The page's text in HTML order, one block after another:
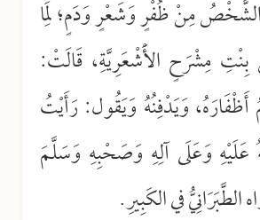
الشَّخْصُ مِنْ ظُفْرٍ وَشَعْرٍ وَدَمٍ؛ لِمَا
مِشْرَحٍ الأَْشْعَرِيَّةِ، قَالَتْ:
أَظْفَارَهُ، وَيَدْفِنُهُ وَيَقُول: رَأَيْتُ
عَلَيْهِ وَعَلَى آلِهِ وَصَحْبِهِ وَسَلَّمَ
في الكَبِيرِ.